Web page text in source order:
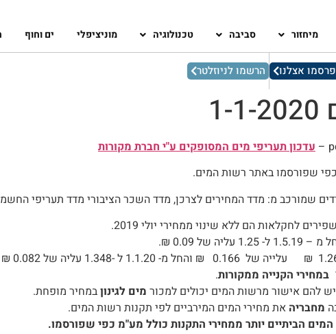
מיחזור סביבה טכנולוגיה מוניציפלי ים וחוף
פרסמו אצלנו הרשמו לניוזלטר
עדכון תעריפי מים המסופקים ע"י חברת מקורות
שפורסמו באתר רשות המים.
שמורכב מ: מדד המחירים לצרכן, מדד השכר הציבורי מדד תעריפי
לחקלאות הם ללא שינוי ממחירי יולי 2019.
של 0.09 ₪.
במחירי הקנייה ממקורות.
להם אישור מרשות המים יכולים למכור מים לגינוןבמחיר מופחת.
מחבריה את מחירי המים המירביים לפי תקנות רשות המים.
הביתיים יותר ממחירי התקנות כולל מע"מ כפי שפורסמו.